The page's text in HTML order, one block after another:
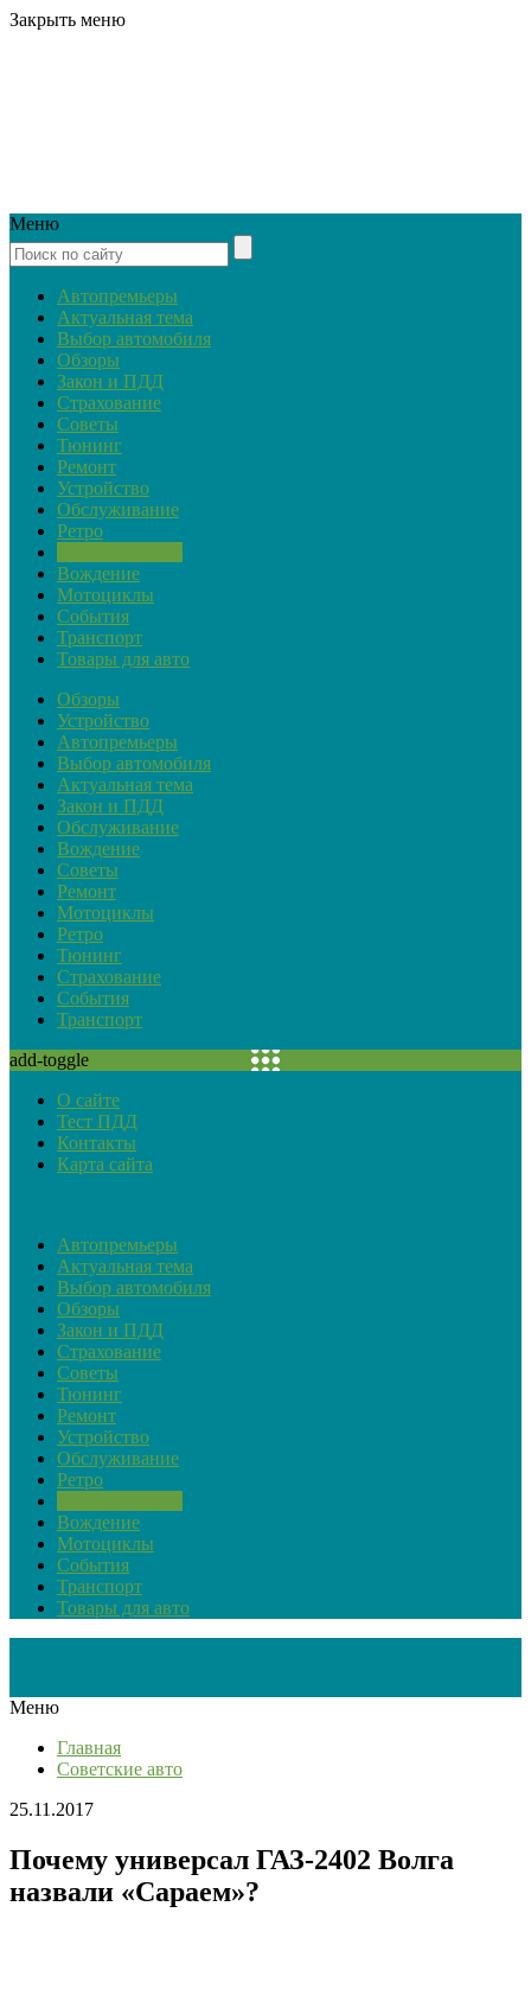
Закрыть меню
Меню
Автопремьеры
Актуальная тема
Выбор автомобиля
Обзоры
Закон и ПДД
Страхование
Советы
Тюнинг
Ремонт
Устройство
Обслуживание
Ретро
Вождение
Мотоциклы
События
Транспорт
Товары для авто
Обзоры
Устройство
Автопремьеры
Выбор автомобиля
Актуальная тема
Закон и ПДД
Обслуживание
Вождение
Советы
Ремонт
Мотоциклы
Ретро
Тюнинг
Страхование
События
Транспорт
add-toggle
О сайте
Тест ПДД
Контакты
Карта сайта
Автопремьеры
Актуальная тема
Выбор автомобиля
Обзоры
Закон и ПДД
Страхование
Советы
Тюнинг
Ремонт
Устройство
Обслуживание
Ретро
Вождение
Мотоциклы
События
Транспорт
Товары для авто
Меню
Главная
Советские авто
25.11.2017
Почему универсал ГАЗ-2402 Волга
назвали «Сараем»?